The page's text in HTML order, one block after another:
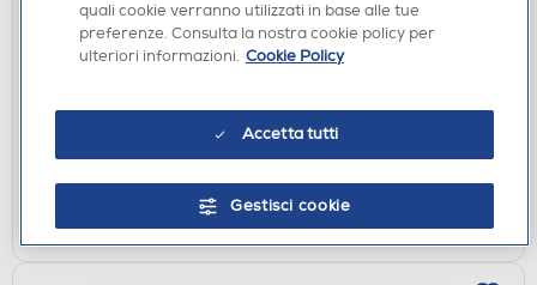
PILE-BATTERIE
DURACELL - ELECTRONICS CR20
disponibile
Ritiro in negozio in 30' gratuito:verifica
AGGIUNGI
quali cookie verranno utilizzati in base alle tue
preferenze. Consulta la nostra cookie policy per
ulteriori informazioni. Cookie Policy
Accetta tutti
Gestisci cookie